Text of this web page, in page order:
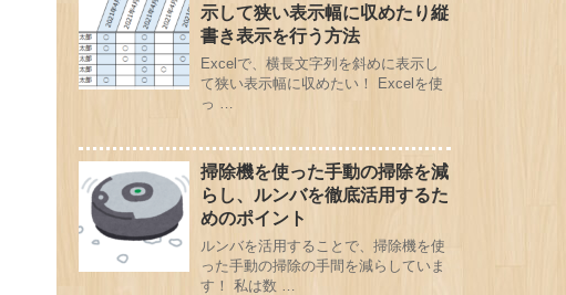
示して狭い表示幅に収めたり縦
書き表示を行う方法
Excelで、横長文字列を斜めに表示し
て狭い表示幅に収めたい！ Excelを使
っ …
掃除機を使った手動の掃除を減
らし、ルンバを徹底活用するた
めのポイント
ルンバを活用することで、掃除機を使
った手動の掃除の手間を減らしていま
す！ 私は数 …